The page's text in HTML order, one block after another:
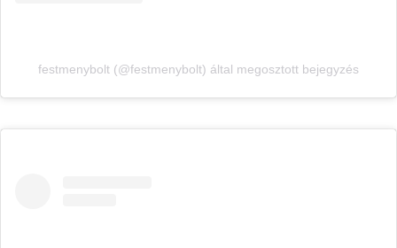
festmenybolt (@festmenybolt) által megosztott bejegyzés